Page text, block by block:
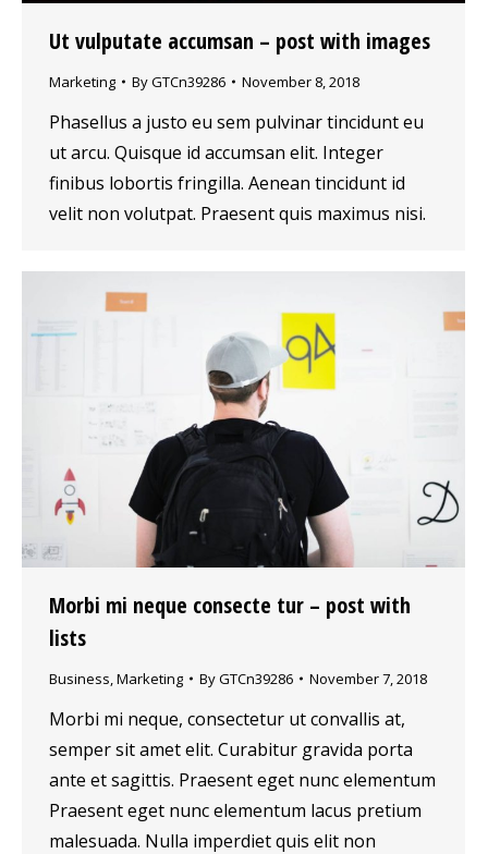
Ut vulputate accumsan – post with images
Marketing ByGTCn39286 November 8, 2018
Phasellus a justo eu sem pulvinar tincidunt eu
ut arcu. Quisque id accumsan elit. Integer
finibus lobortis fringilla. Aenean tincidunt id
velit non volutpat. Praesent quis maximus nisi.
Morbi mi neque consecte tur – post with
lists
Business Marketing ByGTCn39286 November 7, 2018
Morbi mi neque, consectetur ut convallis at,
semper sit amet elit. Curabitur gravida porta
ante et sagittis. Praesent eget nunc elementum
Praesent eget nunc elementum lacus pretium
malesuada. Nulla imperdiet quis elit non